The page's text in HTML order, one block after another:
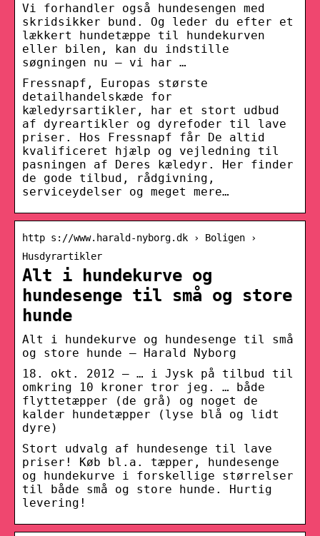
Vi forhandler også hundesengen med
skridsikker bund. Og leder du efter et
lækkert hundetæppe til hundekurven
eller bilen, kan du indstille
søgningen nu – vi har …
Fressnapf, Europas største
detailhandelskæde for
kæledyrsartikler, har et stort udbud
af dyreartikler og dyrefoder til lave
priser. Hos Fressnapf får De altid
kvalificeret hjælp og vejledning til
pasningen af Deres kæledyr. Her finder
de gode tilbud, rådgivning,
serviceydelser og meget mere…
http s://www.harald-nyborg.dk › Boligen ›
Husdyrartikler
Alt i hundekurve og
hundesenge til små og store
hunde
Alt i hundekurve og hundesenge til små
og store hunde – Harald Nyborg
18. okt. 2012 — … i Jysk på tilbud til
omkring 10 kroner tror jeg. … både
flyttetæpper (de grå) og noget de
kalder hundetæpper (lyse blå og lidt
dyre)
Stort udvalg af hundesenge til lave
priser! Køb bl.a. tæpper, hundesenge
og hundekurve i forskellige størrelser
til både små og store hunde. Hurtig
levering!